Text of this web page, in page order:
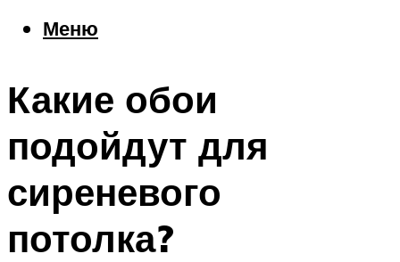
Меню
Какие обои
подойдут для
сиреневого
потолка?